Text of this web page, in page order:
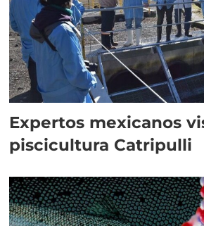
Expertos mexicanos
piscicultura Catripulli